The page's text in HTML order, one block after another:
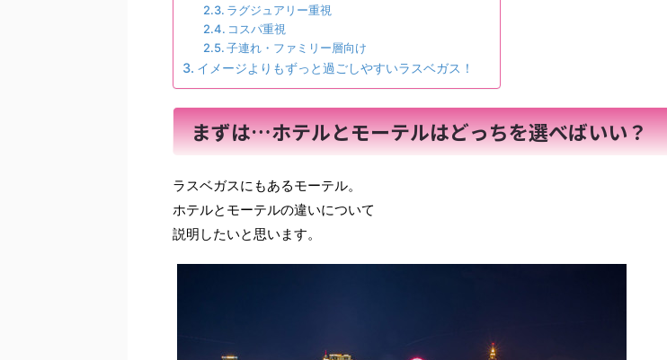
ラグジュアリー重視
コスパ重視
子連れ・ファミリー層向け
イメージよりもずっと過ごしやすいラスベガス！
まずは…ホテルとモーテルはどっちを選べばいい？
ラスベガスにもあるモーテル。
ホテルとモーテルの違いについて
説明したいと思います。